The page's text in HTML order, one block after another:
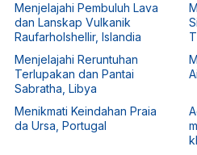
Menjelajahi Pembuluh Lava
dan Lanskap Vulkanik
Raufarholshellir, Islandia
Menjelajahi Reruntuhan
Terlupakan dan Pantai
Sabratha, Libya
Menikmati Keindahan Praia
da Ursa, Portugal